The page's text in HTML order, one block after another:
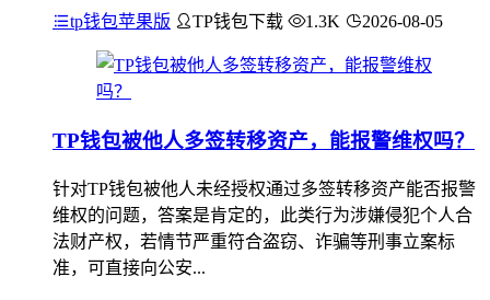
tp钱包苹果版 TP钱包下载 1.3K 2026-08-05
TP钱包被他人多签转移资产，能报警维权吗？
针对TP钱包被他人未经授权通过多签转移资产能否报警
维权的问题，答案是肯定的，此类行为涉嫌侵犯个人合
法财产权，若情节严重符合盗窃、诈骗等刑事立案标
准，可直接向公安...